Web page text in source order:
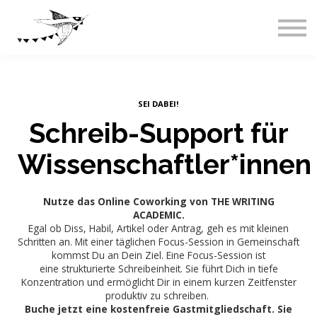
SEI DABEI!
Schreib-Support für
Wissenschaftler*innen
Nutze das Online Coworking von THE WRITING
ACADEMIC.
Egal ob Diss, Habil, Artikel oder Antrag, geh es mit kleinen
Schritten an. Mit einer täglichen Focus-Session in Gemeinschaft
kommst Du an Dein Ziel. Eine Focus-Session ist
eine strukturierte Schreibeinheit. Sie führt Dich in tiefe
Konzentration und ermöglicht Dir in einem kurzen Zeitfenster
produktiv zu schreiben.
Buche jetzt eine kostenfreie Gastmitgliedschaft. Sie